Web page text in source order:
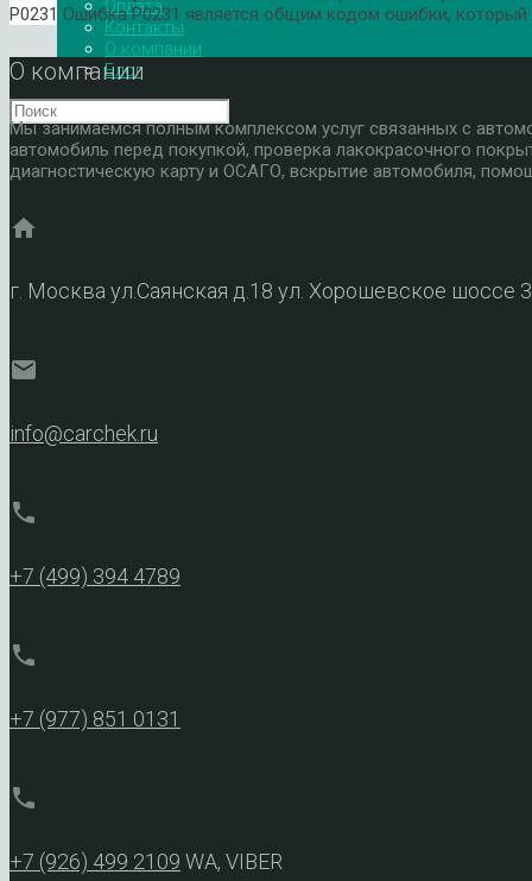
Оплата
Контакты
О компании
Блог
P0231 Ошибка P0231 является общим кодом ошибки, который
О компании
Мы занимаемся полным комплексом услуг связанных с
автомобиль перед покупкой, проверка лакокрасочного
диагностическую карту и ОСАГО, вскрытие автомобиля,
home
г. Москва ул.Саянская д.18 ул. Хорошевское шоссе
mail
info@carchek.ru
phone
+7 (499) 394 4789
phone
+7 (977) 851 0131
phone
+7 (926) 499 2109 WA, VIBER